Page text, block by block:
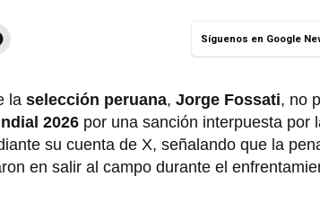
Síguenos en Google
la selección peruana, Jorge Fossati, no
2026 por una sanción interpuesta por
su cuenta de X, señalando que la
en salir al campo durante el